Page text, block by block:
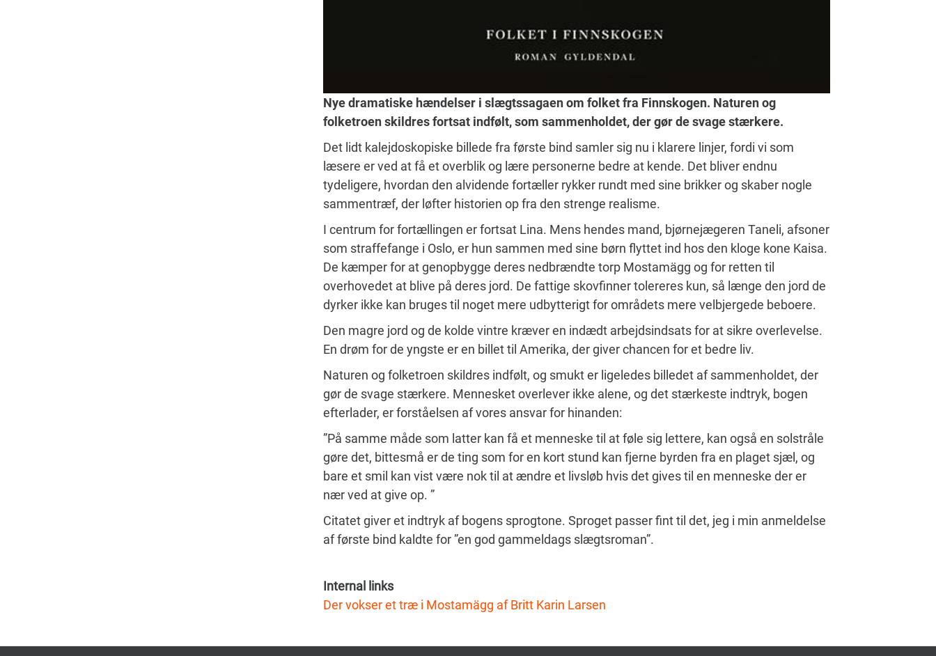
Nye dramatiske hændelser i slægtssagaen om folket fra Finnskogen. Naturen og
folketroen skildres fortsat indfølt, som sammenholdet, der gør de svage stærkere.
Det lidt kalejdoskopiske billede fra første bind samler sig nu i klarere linjer, fordi vi som
læsere er ved at få et overblik og lære personerne bedre at kende. Det bliver endnu
tydeligere, hvordan den alvidende fortæller rykker rundt med sine brikker og skaber nogle
sammentræf, der løfter historien op fra den strenge realisme.
I centrum for fortællingen er fortsat Lina. Mens hendes mand, bjørnejægeren Taneli, afsoner
som straffefange i Oslo, er hun sammen med sine børn flyttet ind hos den kloge kone Kaisa.
De kæmper for at genopbygge deres nedbrændte torp Mostamägg og for retten til
overhovedet at blive på deres jord. De fattige skovfinner tolereres kun, så længe den jord de
dyrker ikke kan bruges til noget mere udbytterigt for områdets mere velbjergede beboere.
Den magre jord og de kolde vintre kræver en indædt arbejdsindsats for at sikre overlevelse.
En drøm for de yngste er en billet til Amerika, der giver chancen for et bedre liv.
Naturen og folketroen skildres indfølt, og smukt er ligeledes billedet af sammenholdet, der
gør de svage stærkere. Mennesket overlever ikke alene, og det stærkeste indtryk, bogen
efterlader, er forståelsen af vores ansvar for hinanden:
”På samme måde som latter kan få et menneske til at føle sig lettere, kan også en solstråle
gøre det, bittesmå er de ting som for en kort stund kan fjerne byrden fra en plaget sjæl, og
bare et smil kan vist være nok til at ændre et livsløb hvis det gives til en menneske der er
nær ved at give op. ”
Citatet giver et indtryk af bogens sprogtone. Sproget passer fint til det, jeg i min anmeldelse
af første bind kaldte for ”en god gammeldags slægtsroman”.
Internal links
Der vokser et træ i Mostamägg af Britt Karin Larsen